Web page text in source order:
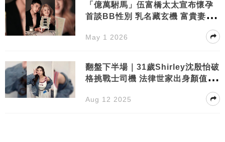
「億萬駙馬」伍富橋太太宣布懷孕
首談BB性別 乳名藏玄機 富貴妻孕
May 1 2026
翻盤下半場｜31歲Shirley沈殷怡破
格挑戰士司機 法律世家出身顏值身
Aug 12 2025